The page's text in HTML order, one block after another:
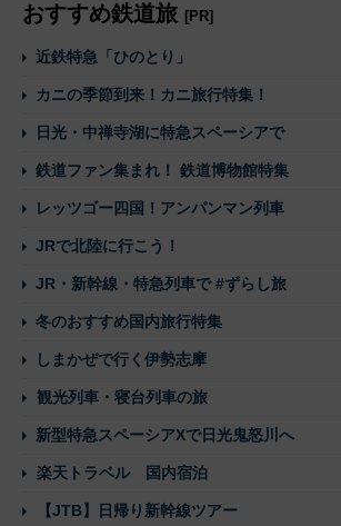
おすすめ鉄道旅 [PR]
近鉄特急「ひのとり」
カニの季節到来！カニ旅行特集！
日光・中禅寺湖に特急スペーシアで
鉄道ファン集まれ！ 鉄道博物館特集
レッツゴー四国！アンパンマン列車
JRで北陸に行こう！
JR・新幹線・特急列車で #ずらし旅
冬のおすすめ国内旅行特集
しまかぜで行く伊勢志摩
観光列車・寝台列車の旅
新型特急スペーシアXで日光鬼怒川へ
楽天トラベル 国内宿泊
【JTB】日帰り新幹線ツアー